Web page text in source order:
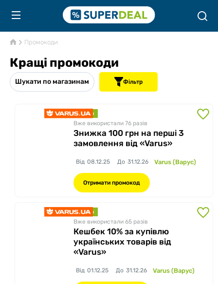
Промокоди
Кращі промокоди
Шукати по магазинам Фільтр
знижка
Вже використали 76 разів
Знижка 100 грн на перші 3
замовлення від «Varus»
Від 08.12.25 До 31.12.26 Varus (Варус)
Отримати промокод
знижка
Вже використали 65 разів
Кешбек 10% за купівлю
українських товарів від
«Varus»
Від 01.12.25 До 31.12.26 Varus (Варус)